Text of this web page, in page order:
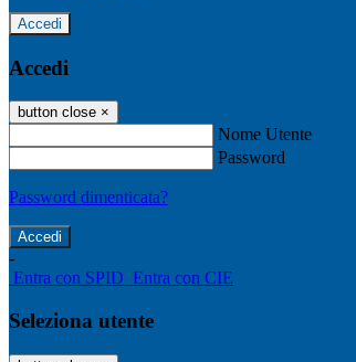
Accedi
Accedi
button close ×
Nome Utente
Password
Password dimenticata?
-
Entra con SPID Entra con CIE
Seleziona utente